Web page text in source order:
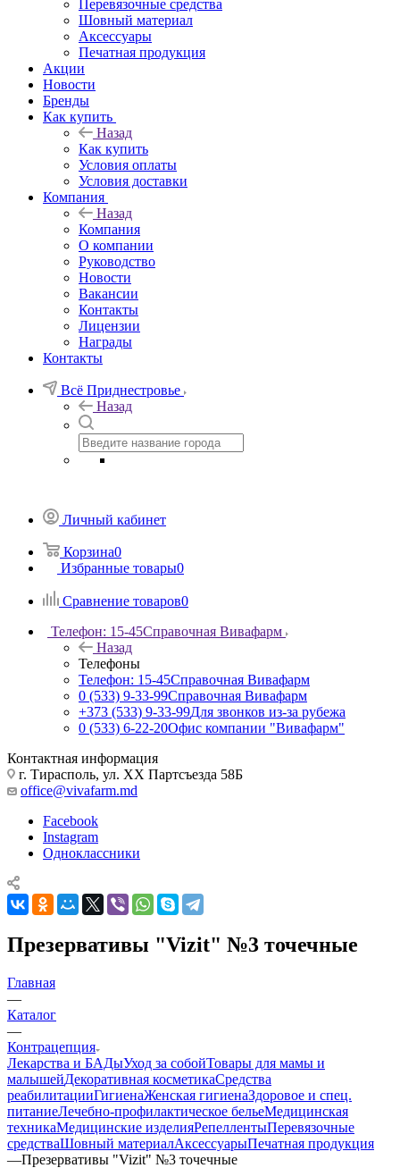
Перевязочные средства
Шовный материал
Аксессуары
Печатная продукция
Акции
Новости
Бренды
Как купить
Назад
Как купить
Условия оплаты
Условия доставки
Компания
Назад
Компания
О компании
Руководство
Новости
Вакансии
Контакты
Лицензии
Награды
Контакты
Всё Приднестровье
Назад
Личный кабинет
Корзина0
Избранные товары0
Сравнение товаров0
Телефон: 15-45Справочная Вивафарм
Назад
Телефоны
Телефон: 15-45Справочная Вивафарм
0 (533) 9-33-99Справочная Вивафарм
+373 (533) 9-33-99Для звонков из-за рубежа
0 (533) 6-22-20Офис компании "Вивафарм"
Контактная информация
г. Тирасполь, ул. ХХ Партсъезда 58Б
office@vivafarm.md
Facebook
Instagram
Одноклассники
Презервативы "Vizit" №3 точечные
Главная
—
Каталог
—
Контрацепция
Лекарства и БАДыУход за собойТовары для мамы и
малышейДекоративная косметикаСредства
реабилитацииГигиенаЖенская гигиенаЗдоровое и спец.
питаниеЛечебно-профилактическое бельеМедицинская
техникаМедицинские изделияРепеллентыПеревязочные
средстваШовный материалАксессуарыПечатная продукция
—Презервативы "Vizit" №3 точечные